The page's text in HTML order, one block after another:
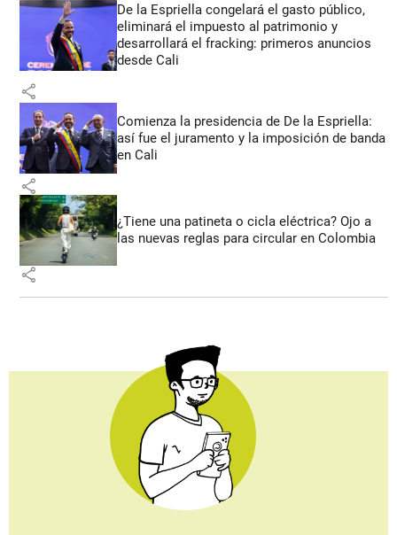
De la Espriella congelará el gasto público,
eliminará el impuesto al patrimonio y
desarrollará el fracking: primeros anuncios
desde Cali
share
Comienza la presidencia de De la Espriella:
así fue el juramento y la imposición de banda
en Cali
share
¿Tiene una patineta o cicla eléctrica? Ojo a
las nuevas reglas para circular en Colombia
share